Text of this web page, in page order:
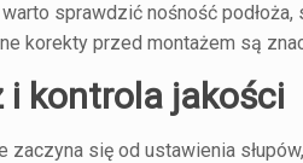
sprawdzić nośność
korekty przed montażem są
i kontrola jakości
zaczyna się od ustawienia